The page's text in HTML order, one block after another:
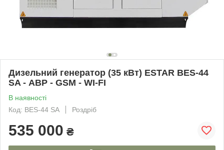
Дизельний генератор (35 кВт) ESTAR BES-44
SA - АВР - GSM - WI-FI
В наявності
Код: BES-44 SA
Роздріб
535 000 ₴